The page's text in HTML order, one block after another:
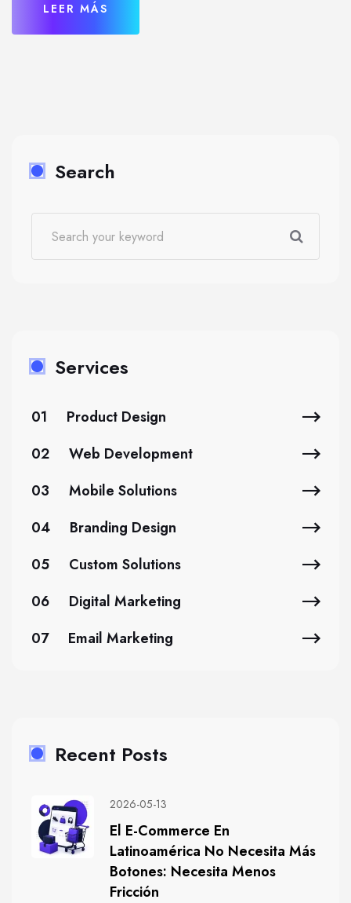
LEER MÁS
Search
Services
01
Product Design
02
Web Development
03
Mobile Solutions
04
Branding Design
05
Custom Solutions
06
Digital Marketing
07
Email Marketing
Recent Posts
2026-05-13
El E-Commerce En
Latinoamérica No Necesita Más
Botones: Necesita Menos
Fricción